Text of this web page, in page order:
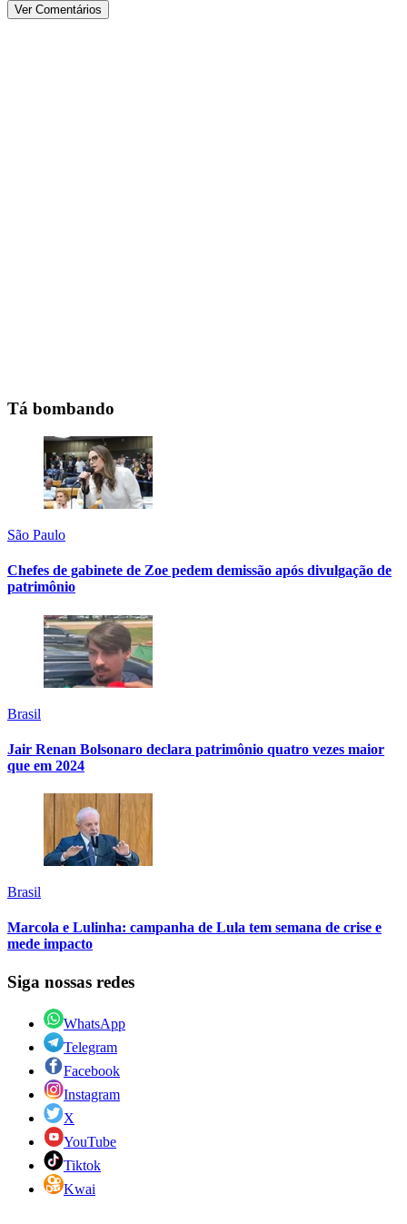
Ver Comentários
Tá bombando
São Paulo
Chefes de gabinete de Zoe pedem demissão após divulgação de
patrimônio
Brasil
Jair Renan Bolsonaro declara patrimônio quatro vezes maior
que em 2024
Brasil
Marcola e Lulinha: campanha de Lula tem semana de crise e
mede impacto
Siga nossas redes
WhatsApp
Telegram
Facebook
Instagram
X
YouTube
Tiktok
Kwai